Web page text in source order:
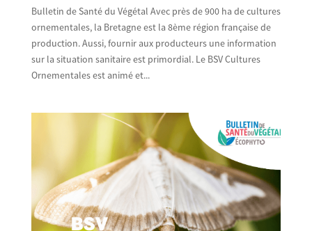
Bulletin de Santé du Végétal Avec près de 900 ha de cultures
ornementales, la Bretagne est la 8ème région française de
production. Aussi, fournir aux producteurs une information
sur la situation sanitaire est primordial. Le BSV Cultures
Ornementales est animé et...